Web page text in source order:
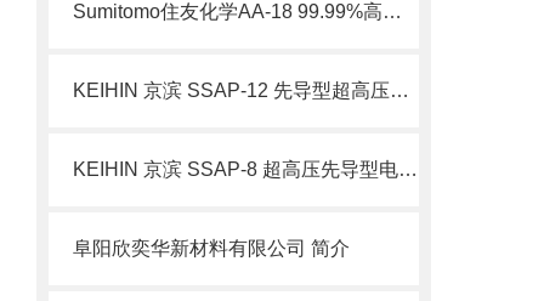
Sumitomo住友化学AA-18 99.99%高纯氧化铝技术解析
KEIHIN 京滨 SSAP-12 先导型超高压电磁阀 高压管路电控开关阀 简介
KEIHIN 京滨 SSAP-8 超高压先导型电磁阀 不锈钢自控阀 简介
阜阳欣奕华新材料有限公司 简介